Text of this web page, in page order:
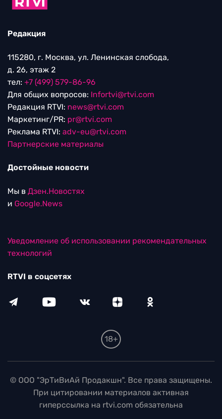
Редакция
115280, г. Москва, ул. Ленинская слобода,
д. 26, этаж 2
тел: +7 (499) 579-86-96
Для общих вопросов: Infortvi@rtvi.com
Редакция RTVI: news@rtvi.com
Маркетинг/PR: pr@rtvi.com
Реклама RTVI: adv-eu@rtvi.com
Партнерские материалы
Достойные новости
Мы в Дзен.Новостях
и Google.News
Уведомление об использовании рекомендательных
технологий
RTVI в соцсетях
18+
© ООО "ЭрТиВиАй Продакшн". Все права защищены.
При цитировании материалов активная
гиперссылка на rtvi.com обязательна